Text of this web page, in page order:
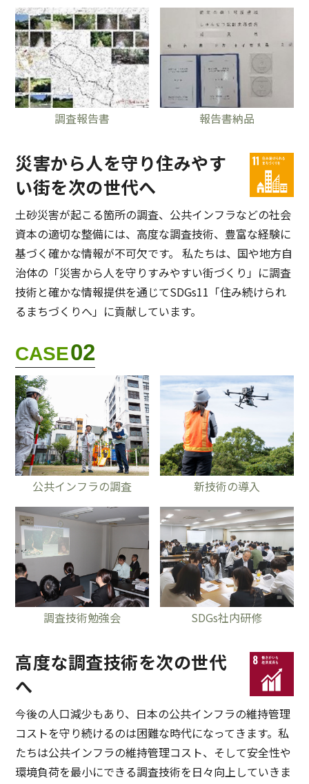
災害から⼈を守り住みやす
い街を次の世代へ
⼟砂災害が起こる箇所の調査、公共インフラなどの社会
資本の適切な整備には、⾼度な調査技術、豊富な経験に
基づく確かな情報が不可⽋です。 私たちは、国や地⽅⾃
治体の「災害から⼈を守りすみやすい街づくり」に調査
技術と確かな情報提供を通じてSDGs11「住み続けられ
るまちづくりへ」に貢献しています。
調査報告書 報告書納品
CASE02
⾼度な調査技術を次の世代
へ
今後の⼈⼝減少もあり、⽇本の公共インフラの維持管理
コストを守り続けるのは困難な時代になってきます。私
たちは公共インフラの維持管理コスト、そして安全性や
環境負荷を最⼩にできる調査技術を⽇々向上していきま
公共インフラの調査 新技術の導⼊
調査技術勉強会 SDGs社内研修